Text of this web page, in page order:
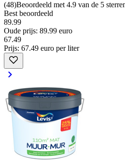
(48)Beoordeeld met 4.9 van de 5
Best beoordeeld
89.99
Oude prijs: 89.99 euro
67.49
Prijs: 67.49 euro per liter